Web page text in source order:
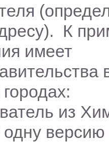
К
имеет
из
одну версию